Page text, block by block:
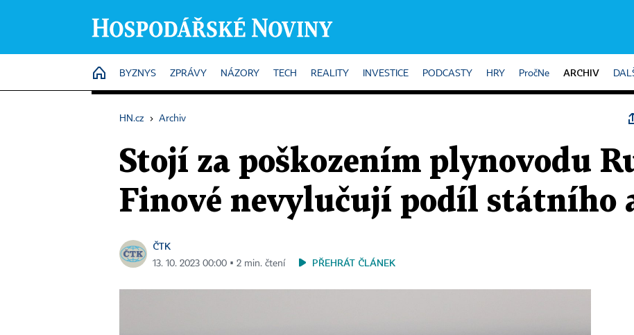
HOME
BYZNYS ZPRÁVY NÁZORY TECH REALITY INVESTICE PODCASTY HRY PročNe ARCHIV
HN.cz › Archiv
Stojí za poškozením plynovodu
Finové nevylučují podíl státního
ČTK
13. 10. 2023 00:00 ▪ 2 min. čtení PŘEHRÁT ČLÁNEK